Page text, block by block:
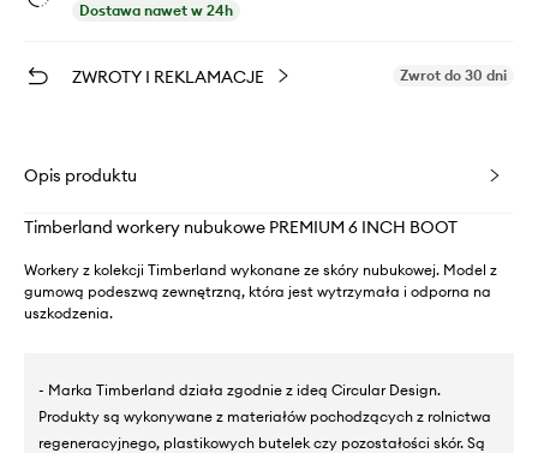
Dostawa nawet w 24h
ZWROTY I REKLAMACJE Zwrot do 30 dni
Opis produktu
Timberland workery nubukowe PREMIUM 6 INCH BOOT
Workery z kolekcji Timberland wykonane ze skóry nubukowej. Model z
gumową podeszwą zewnętrzną, która jest wytrzymała i odporna na
uszkodzenia.
- Marka Timberland działa zgodnie z ideą Circular Design.
Produkty są wykonywane z materiałów pochodzących z rolnictwa
regeneracyjnego, plastikowych butelek czy pozostałości skór. Są